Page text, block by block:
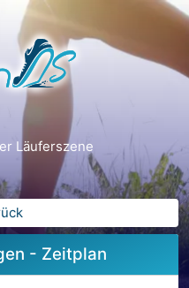
Läuferszene
- Zeitplan